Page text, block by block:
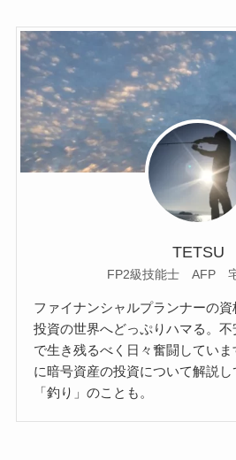
TETSU
FP2級技能士 AFP
ファイナンシャルプランナーの
投資の世界へどっぷりハマる。
で生き残るべく日々奮闘してい
に暗号資産の投資について解説
「釣り」のことも。